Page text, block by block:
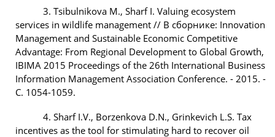
3. Tsibulnikova M., Sharf I. Valuing ecosystem
services in wildlife management // В сборнике: Innovation
Management and Sustainable Economic Competitive
Advantage: From Regional Development to Global Growth,
IBIMA 2015 Proceedings of the 26th International Business
Information Management Association Conference. - 2015. -
С. 1054-1059.
4. Sharf I.V., Borzenkova D.N., Grinkevich L.S. Tax
incentives as the tool for stimulating hard to recover oil